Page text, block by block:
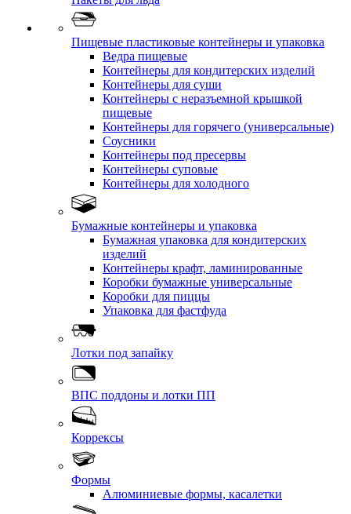
Пищевые пластиковые контейнеры и упаковка
Ведра пищевые
Контейнеры для кондитерских изделий
Контейнеры для суши
Контейнеры с неразъемной крышкой
пищевые
Контейнеры для горячего (универсальные)
Соусники
Контейнеры под пресервы
Контейнеры суповые
Контейнеры для холодного
Бумажные контейнеры и упаковка
Бумажная упаковка для кондитерских
изделий
Контейнеры крафт, ламинированные
Коробки бумажные универсальные
Коробки для пиццы
Упаковка для фастфуда
Лотки под запайку
ВПС поддоны и лотки ПП
Коррексы
Формы
Алюминиевые формы, касалетки